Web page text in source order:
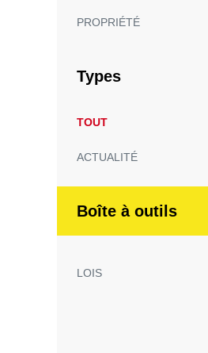
PROPRIÉTÉ
Types
TOUT
ACTUALITÉ
Boîte à outils
LOIS